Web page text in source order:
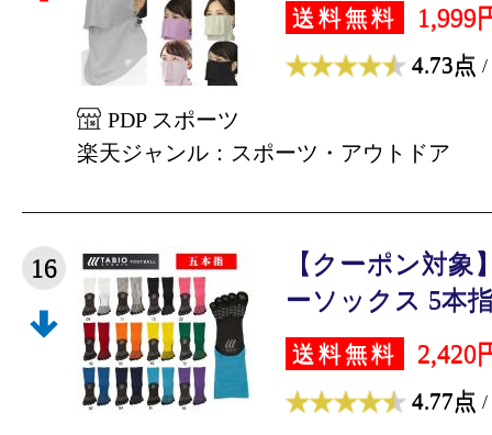
送料無料 1,999
4.73点 /
PDP スポーツ
楽天ジャンル：スポーツ・アウトドア
16
【クーポン対
ーソックス 5本
送料無料 2,420
4.77点 /